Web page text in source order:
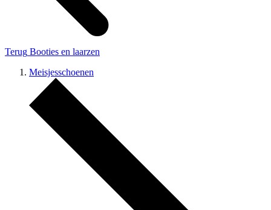
Terug Booties en laarzen
Meisjesschoenen